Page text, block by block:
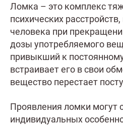
Ломка – это комплекс
психических
человека при
дозы употребляемого
привыкший к
встраивает его в свои
вещество перестает
Проявления ломки могут
индивидуальных